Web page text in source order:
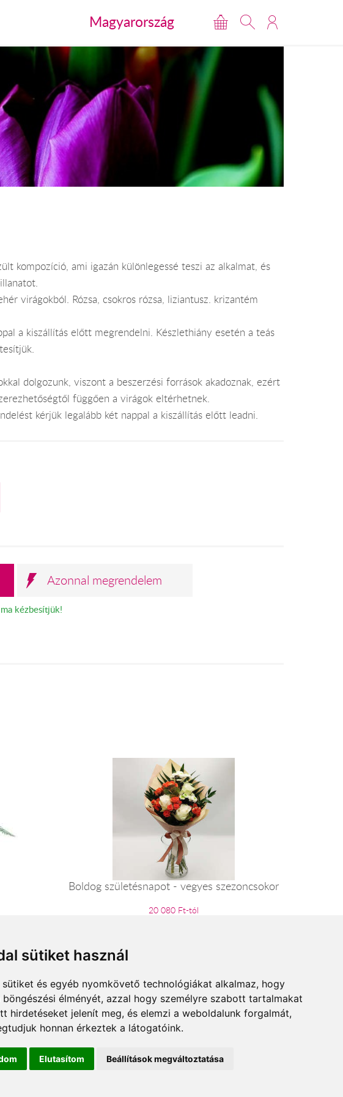
sütiket használ
és egyéb nyomkövető technológiákat alkalmaz, hogy
böngészési élményét, azzal hogy személyre szabott tartalmakat
hirdetéseket jelenít meg, és elemzi a weboldalunk forgalmát,
honnan érkeztek a látogatóink.
Elutasítom Beállítások megváltoztatása
Magyarország
kompozíció, ami igazán különlegessé teszi az alkalmat, és
virágokból. Rózsa, csokros rózsa, liziantusz. krizantém
a kiszállítás előtt megrendelni. Készlethiány esetén a teás
dolgozunk, viszont a beszerzési források akadoznak, ezért
függően a virágok eltérhetnek.
kérjük legalább két nappal a kiszállítás előtt leadni.
Azonnal megrendelem
kézbesítjük!
Boldog születésnapot - vegyes szezoncsokor
20 080 Ft-tól